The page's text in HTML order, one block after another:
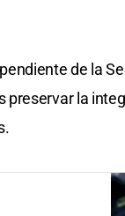
de la
preservar la